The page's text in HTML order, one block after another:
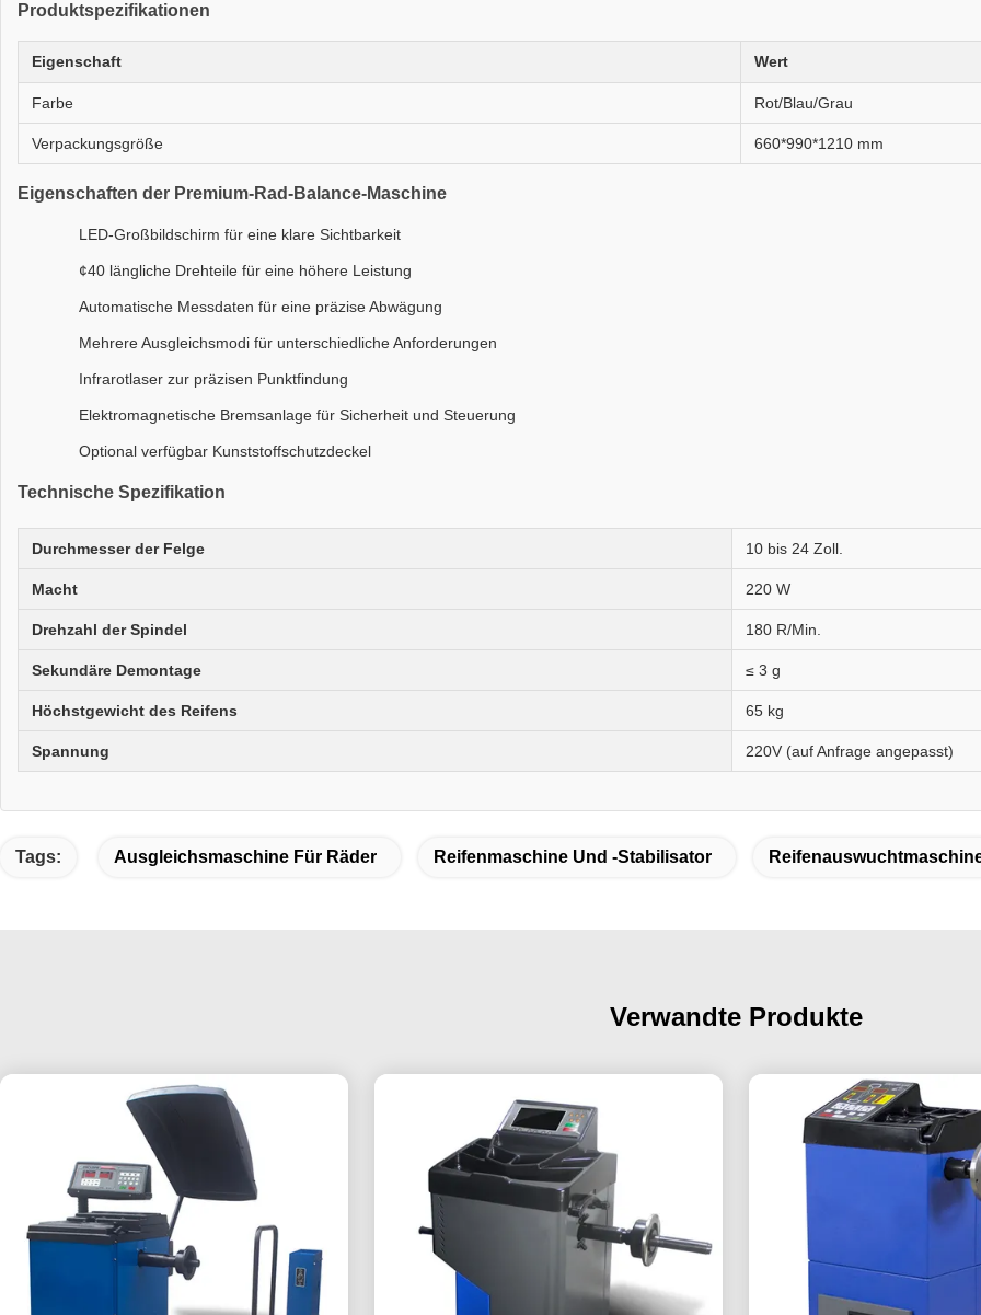
Produktspezifikationen
Eigenschaft Wert
Farbe Rot/Blau/Grau
Verpackungsgröße 660*990*1210 mm
Eigenschaften der Premium-Rad-Balance-Maschine
LED-Großbildschirm für eine klare Sichtbarkeit
¢40 längliche Drehteile für eine höhere Leistung
Automatische Messdaten für eine präzise Abwägung
Mehrere Ausgleichsmodi für unterschiedliche Anforderungen
Infrarotlaser zur präzisen Punktfindung
Elektromagnetische Bremsanlage für Sicherheit und Steuerung
Optional verfügbar Kunststoffschutzdeckel
Technische Spezifikation
Durchmesser der Felge 10 bis 24 Zoll.
Macht 220 W
Drehzahl der Spindel 180 R/Min.
Sekundäre Demontage ≤ 3 g
Höchstgewicht des Reifens 65 kg
Spannung 220V (auf Anfrage angepasst)
Tags: Ausgleichsmaschine Für Räder Reifenmaschine Und -stabilisator
Verwandte Produkte